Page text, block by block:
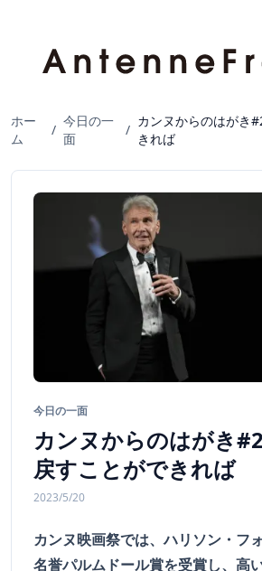
ホー
ム
/
今日の一
面
/
カンヌからのはがき
きれば
今日の一面
カンヌからのはがき
戻すことができれば
2023/5/20
カンヌ映画祭では、ハリソン・フ
名誉パルムドール賞を受賞し、高